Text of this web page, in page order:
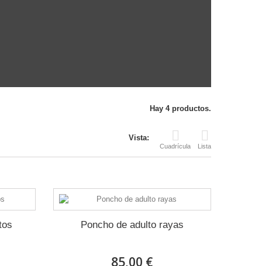
Hay 4 productos.
Vista:
Cuadrícula Lista
Poncho de adulto rayas
85,00 €